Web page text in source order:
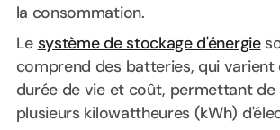
la consommation.
Le système de stockage d'énergie
comprend des batteries, qui varient
durée de vie et coût, permettant de
plusieurs kilowattheures (kWh)